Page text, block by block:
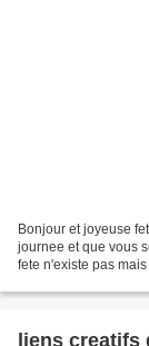
Bonjour et joyeuse
journee et que vous
fete n'existe pas
grand-meres-et-
liens creatifs